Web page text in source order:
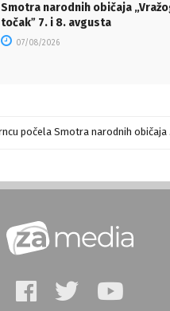
Smotra narodnih običaja
točakˮ 7. i 8. avgusta
07/08/2026
U